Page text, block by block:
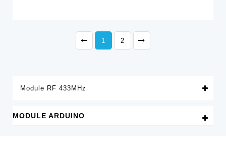
1 2
Module RF 433MHz
MODULE ARDUINO